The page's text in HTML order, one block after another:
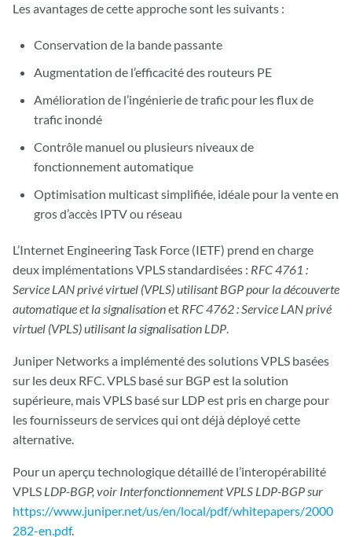
Les avantages de cette approche sont les suivants :
Conservation de la bande passante
Augmentation de l’efficacité des routeurs PE
Amélioration de l’ingénierie de trafic pour les flux de
trafic inondé
Contrôle manuel ou plusieurs niveaux de
fonctionnement automatique
Optimisation multicast simplifiée, idéale pour la vente en
gros d’accès IPTV ou réseau
L’Internet Engineering Task Force (IETF) prend en charge
deux implémentations VPLS standardisées : RFC 4761 :
Service LAN privé virtuel (VPLS) utilisant BGP pour la découverte
automatique et la signalisationet RFC 4762 : Service LAN privé
virtuel (VPLS) utilisant la signalisation LDP.
Juniper Networks a implémenté des solutions VPLS basées
sur les deux RFC. VPLS basé sur BGP est la solution
supérieure, mais VPLS basé sur LDP est pris en charge pour
les fournisseurs de services qui ont déjà déployé cette
alternative.
Pour un aperçu technologique détaillé de l’interopérabilité
VPLS LDP-BGP, voir Interfonctionnement VPLS LDP-BGP sur
https://www.juniper.net/us/en/local/pdf/whitepapers/2000
282-en.pdf.